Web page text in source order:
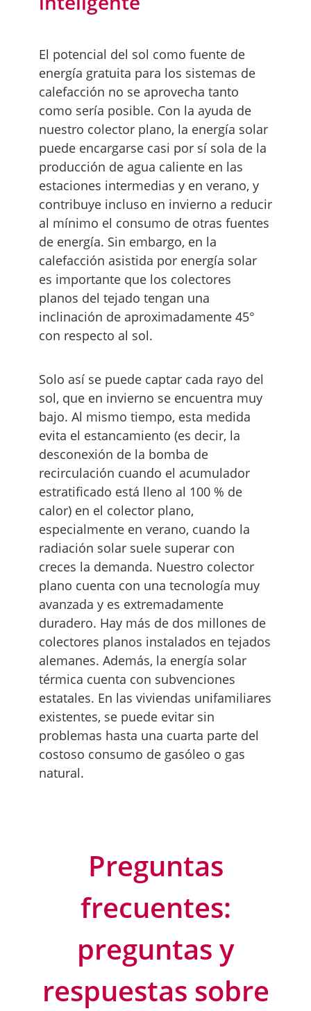
El potencial del sol como fuente de
energía gratuita para los sistemas de
calefacción no se aprovecha tanto
como sería posible. Con la ayuda de
nuestro colector plano, la energía solar
puede encargarse casi por sí sola de la
producción de agua caliente en las
estaciones intermedias y en verano, y
contribuye incluso en invierno a reducir
al mínimo el consumo de otras fuentes
de energía. Sin embargo, en la
calefacción asistida por energía solar
es importante que los colectores
planos del tejado tengan una
inclinación de aproximadamente 45°
con respecto al sol.
Solo así se puede captar cada rayo del
sol, que en invierno se encuentra muy
bajo. Al mismo tiempo, esta medida
evita el estancamiento (es decir, la
desconexión de la bomba de
recirculación cuando el acumulador
estratificado está lleno al 100 % de
calor) en el colector plano,
especialmente en verano, cuando la
radiación solar suele superar con
creces la demanda. Nuestro colector
plano cuenta con una tecnología muy
avanzada y es extremadamente
duradero. Hay más de dos millones de
colectores planos instalados en tejados
alemanes. Además, la energía solar
térmica cuenta con subvenciones
estatales. En las viviendas unifamiliares
existentes, se puede evitar sin
problemas hasta una cuarta parte del
costoso consumo de gasóleo o gas
natural.
Preguntas
frecuentes:
preguntas y
respuestas sobre